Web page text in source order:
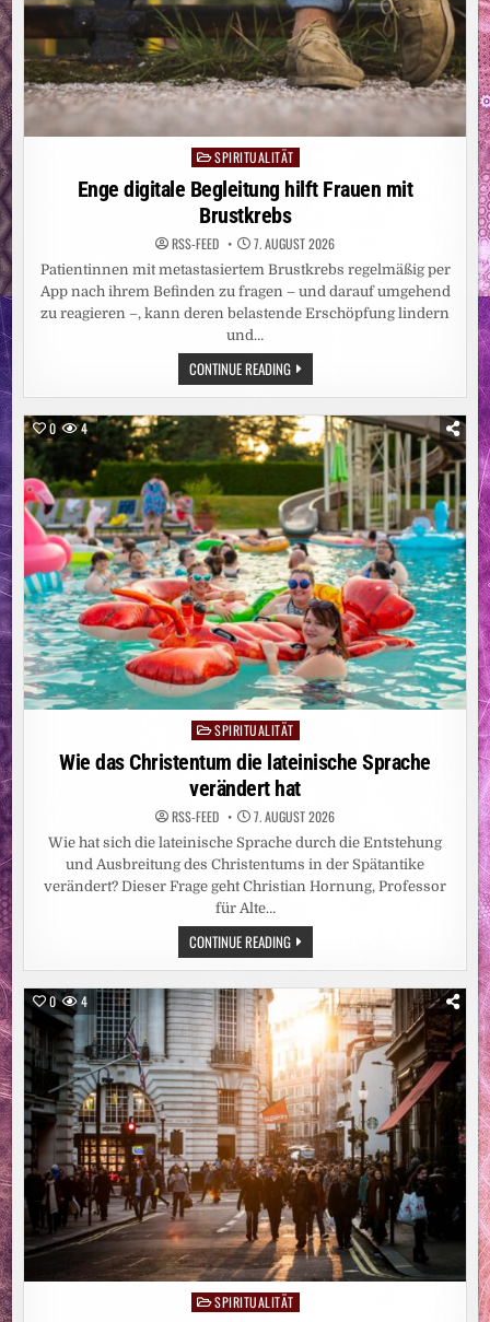
Posted
in
SPIRITUALITÄT
Enge digitale Begleitung hilft Frauen mit
Brustkrebs
RSS-FEED 7. AUGUST 2026
Patientinnen mit metastasiertem Brustkrebs regelmäßig per
App nach ihrem Befinden zu fragen – und darauf umgehend
zu reagieren –, kann deren belastende Erschöpfung lindern
und…
CONTINUE READINGENGE
DIGITALE
BEGLEITUNG
FRAUEN
MIT
BRUSTKREBS
0 4
PostedSPIRITUALITÄT
Wie das Christentum die lateinische Sprache
verändert hat
RSS-FEED 7. AUGUST 2026
Wie hat sich die lateinische Sprache durch die Entstehung
und Ausbreitung des Christentums in der Spätantike
verändert? Dieser Frage geht Christian Hornung, Professor
für Alte…
CONTINUE READINGWIE
DAS
CHRISTENTUM
LATEINISCHE
SPRACHE
VERÄNDERT
HAT
0 4
PostedSPIRITUALITÄT